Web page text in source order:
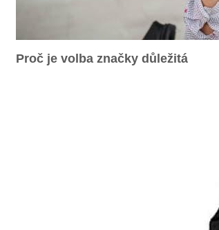
Proč je volba značky důležitá